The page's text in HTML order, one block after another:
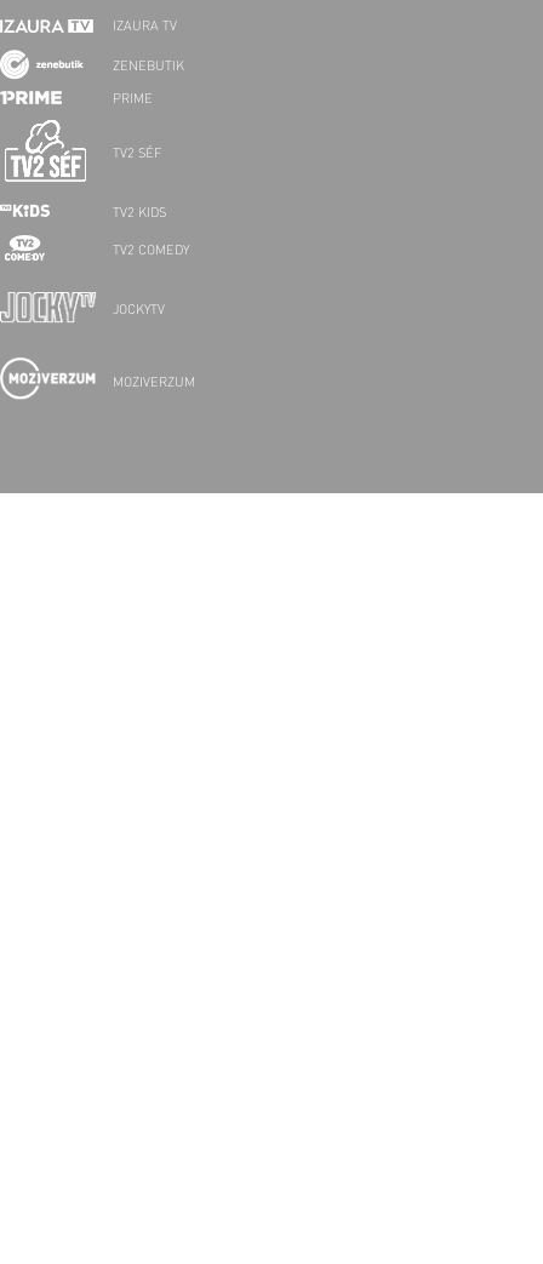
IZAURA TV
ZENEBUTIK
PRIME
TV2 SÉF
TV2 KIDS
TV2 COMEDY
JOCKYTV
MOZIVERZUM